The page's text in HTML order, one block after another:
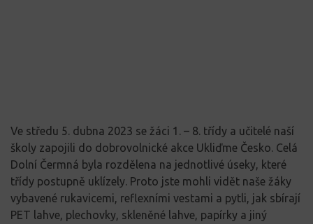
Ve středu 5. dubna 2023 se žáci 1. – 8. třídy a učitelé naší
školy zapojili do dobrovolnické akce Ukliďme Česko. Celá
Dolní Čermná byla rozdělena na jednotlivé úseky, které
třídy postupně uklízely. Proto jste mohli vidět naše žáky
vybavené rukavicemi, reflexními vestami a pytli, jak sbírají
PET lahve, plechovky, skleněné lahve, papírky a jiný